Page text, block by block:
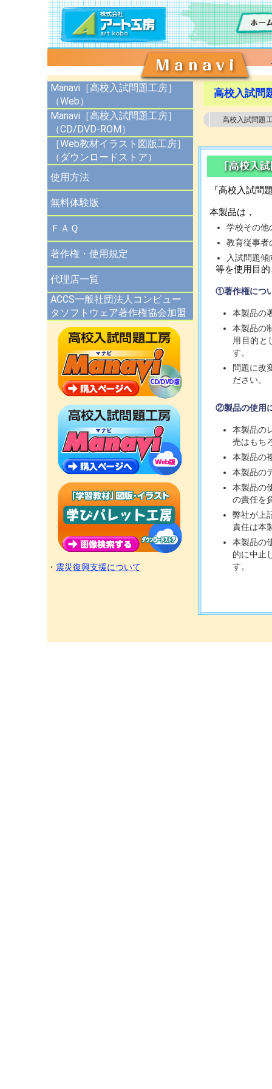
高校入試問
高校入試問題
『高校入試問
本製品は，
学校その他
教育従事者
入試問題傾
等を使用目
①著作権につ
本製品の
本製品の
用目的と
す。
問題に改
ださい。
②製品の使用
本製品の
売はもち
本製品の
本製品の
本製品の
の責任を
弊社が上
責任は本
本製品の
的に中止
す。
Manavi［高校入試問題工房］
（Web）
Manavi［高校入試問題工房］
（CD/DVD-ROM）
［Web教材イラスト図版工房］
（ダウンロードストア）
使用方法
無料体験版
ＦＡＱ
著作権・使用規定
代理店一覧
ACCS一般社団法人コンピュー
タソフトウェア著作権協会加盟
・ 震災復興支援について